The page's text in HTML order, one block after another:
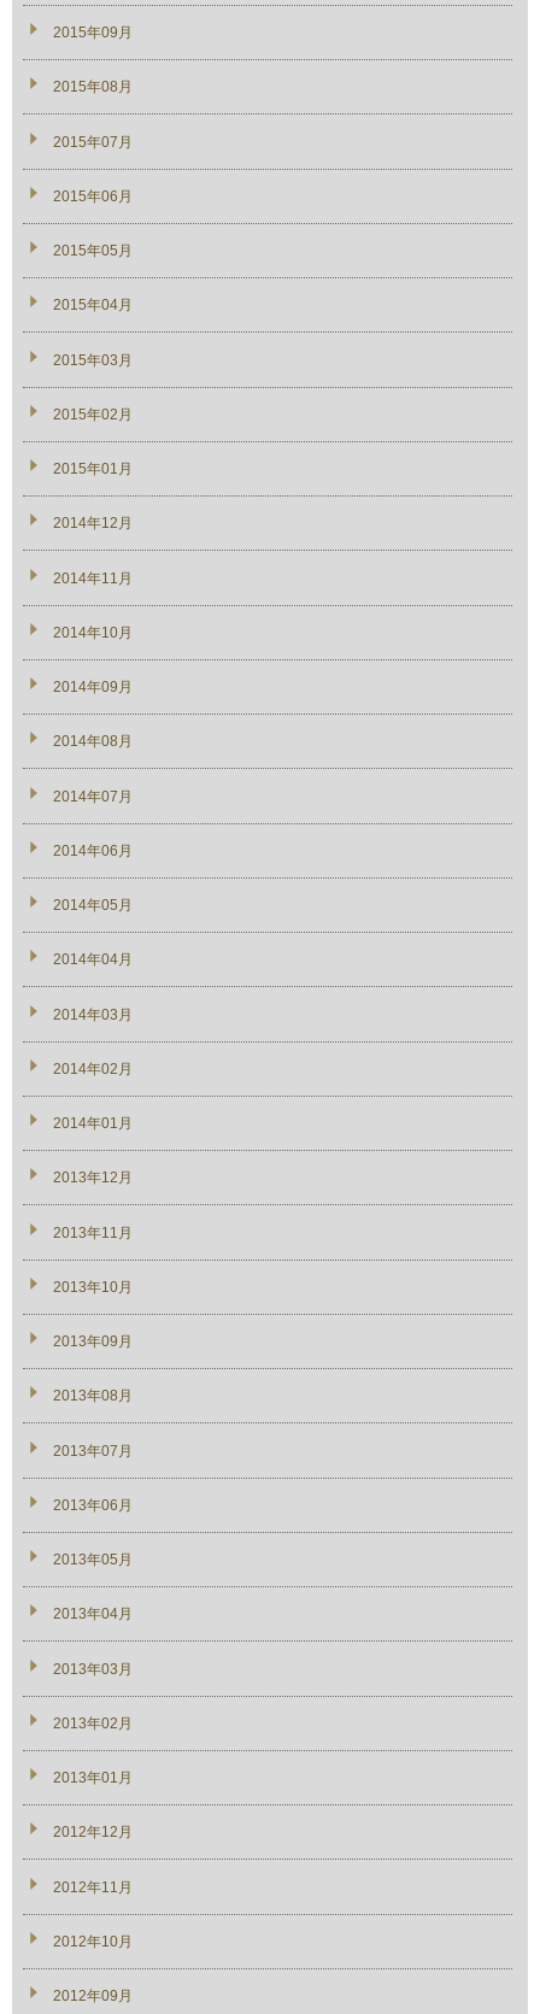
2015年09月
2015年08月
2015年07月
2015年06月
2015年05月
2015年04月
2015年03月
2015年02月
2015年01月
2014年12月
2014年11月
2014年10月
2014年09月
2014年08月
2014年07月
2014年06月
2014年05月
2014年04月
2014年03月
2014年02月
2014年01月
2013年12月
2013年11月
2013年10月
2013年09月
2013年08月
2013年07月
2013年06月
2013年05月
2013年04月
2013年03月
2013年02月
2013年01月
2012年12月
2012年11月
2012年10月
2012年09月